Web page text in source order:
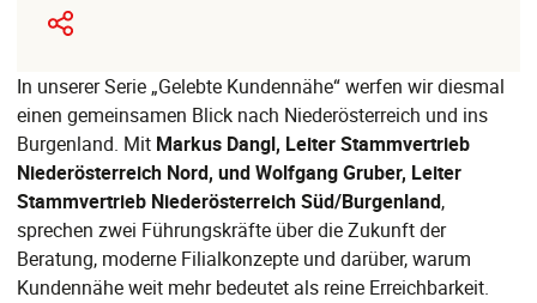
In unserer Serie „Gelebte Kundennähe“ werfen wir diesmal
einen gemeinsamen Blick nach Niederösterreich und ins
Burgenland. Mit Markus Dangl, Leiter Stammvertrieb
Niederösterreich Nord, und Wolfgang Gruber, Leiter
Stammvertrieb Niederösterreich Süd/Burgenland,
sprechen zwei Führungskräfte über die Zukunft der
Beratung, moderne Filialkonzepte und darüber, warum
Kundennähe weit mehr bedeutet als reine Erreichbarkeit.